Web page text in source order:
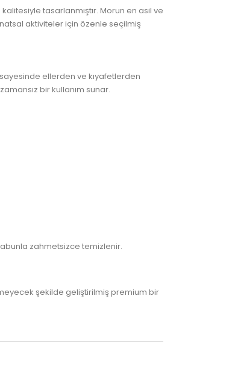
tasarlanmıştır. Morun en asil ve
aktiviteler için özenle seçilmiş
ellerden ve kıyafetlerden
bir kullanım sunar.
zahmetsizce temizlenir.
şekilde geliştirilmiş premium bir